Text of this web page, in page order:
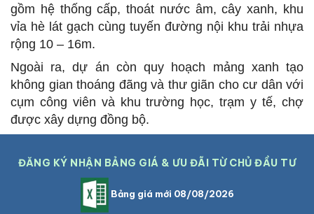
gồm hệ thống cấp, thoát nước âm, cây xanh, khu
vỉa hè lát gạch cùng tuyến đường nội khu trải nhựa
rộng 10 – 16m.
Ngoài ra, dự án còn quy hoạch mảng xanh tạo
không gian thoáng đãng và thư giãn cho cư dân với
cụm công viên và khu trường học, trạm y tế, chợ
được xây dựng đồng bộ.
ĐĂNG KÝ NHẬN BẢNG GIÁ & ƯU ĐÃI TỪ CHỦ ĐẦU TƯ
Bảng giá mới 08/08/2026